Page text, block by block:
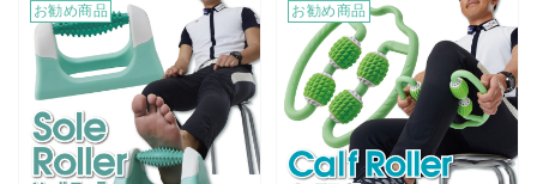
お勧め商品
お勧め商品